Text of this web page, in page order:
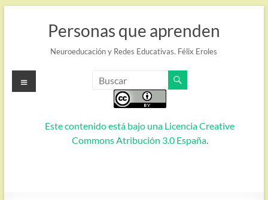
Personas que aprenden
Neuroeducación y Redes Educativas. Félix Eroles
Este contenido está bajo una Licencia Creative
Commons Atribución 3.0 España.
Menú